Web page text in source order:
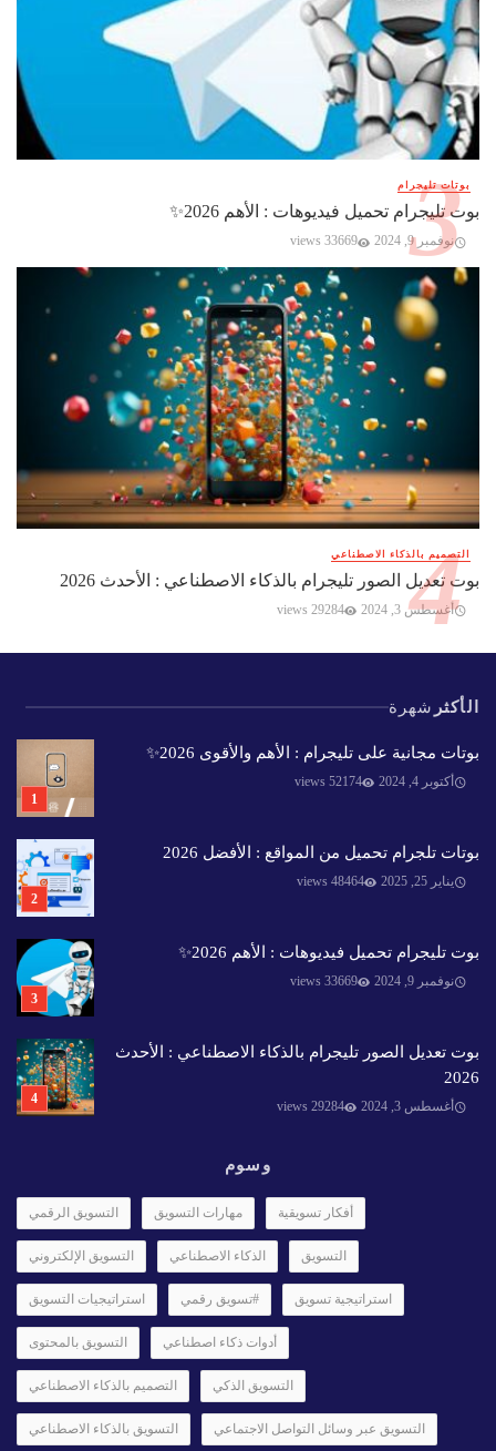
بوتات تليجرام
بوت تليجرام تحميل فيديوهات : الأهم 2026✨️
نوفمبر 9, 2024 33669 views
التصميم بالذكاء الاصطناعي
بوت تعديل الصور تليجرام بالذكاء الاصطناعي : الأحدث 2026
أغسطس 3, 2024 29284 views
الأكثر شهرة
بوتات مجانية على تليجرام : الأهم والأقوى 2026✨️
أكتوبر 4, 2024 52174 views
بوتات تلجرام تحميل من المواقع : الأفضل 2026
يناير 25, 2025 48464 views
بوت تليجرام تحميل فيديوهات : الأهم 2026✨️
نوفمبر 9, 2024 33669 views
بوت تعديل الصور تليجرام بالذكاء الاصطناعي : الأحدث
2026
أغسطس 3, 2024 29284 views
وسوم
التسويق الرقمي مهارات التسويق أفكار تسويقية
التسويق الإلكتروني الذكاء الاصطناعي التسويق
استراتيجيات التسويق #تسويق رقمي استراتيجية تسويق
التسويق بالمحتوى أدوات ذكاء اصطناعي
التصميم بالذكاء الاصطناعي التسويق الذكي
التسويق بالذكاء الاصطناعي التسويق عبر وسائل التواصل الاجتماعي